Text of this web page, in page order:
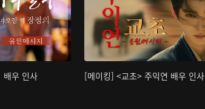
배우 인사 [메이킹] <교초> 주익연 배우 인사